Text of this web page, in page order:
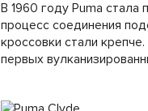
В 1960 году Puma стала
процесс соединения
кроссовки стали
первых